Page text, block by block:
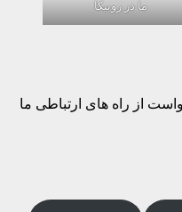
ما در روبیکا
از راه های ارتباطی ما